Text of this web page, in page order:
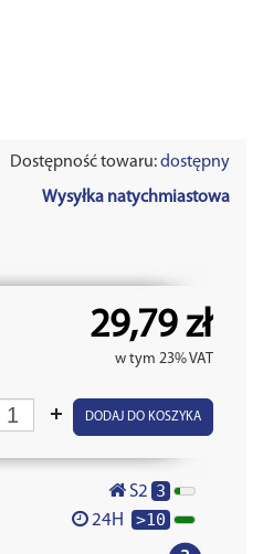
Dostępność towaru:dostępny
Wysyłka natychmiastowa
29,79 zł
w tym 23% VAT
DODAJ DO KOSZYKA
S2 3
24H >10